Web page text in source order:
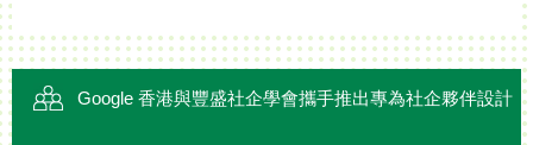
Google 香港與豐盛社企學會攜手推出專為社企夥伴設計